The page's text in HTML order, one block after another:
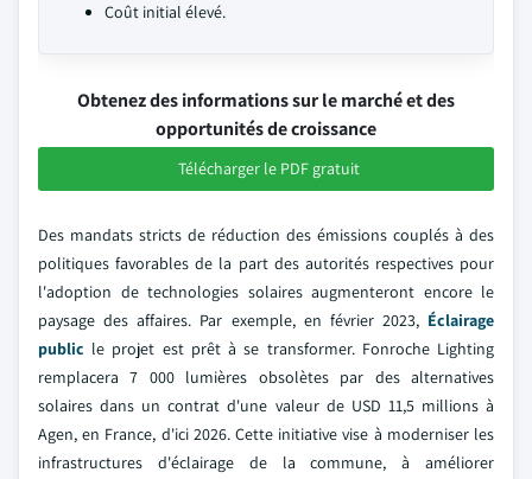
Coût initial élevé.
Obtenez des informations sur le marché et des
opportunités de croissance
Télécharger le PDF gratuit
Des mandats stricts de réduction des émissions couplés à des
politiques favorables de la part des autorités respectives pour
l'adoption de technologies solaires augmenteront encore le
paysage des affaires. Par exemple, en février 2023, Éclairage
public le projet est prêt à se transformer. Fonroche Lighting
remplacera 7 000 lumières obsolètes par des alternatives
solaires dans un contrat d'une valeur de USD 11,5 millions à
Agen, en France, d'ici 2026. Cette initiative vise à moderniser les
infrastructures d'éclairage de la commune, à améliorer